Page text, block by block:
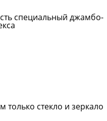
специальный джамбо-
только стекло и зеркало